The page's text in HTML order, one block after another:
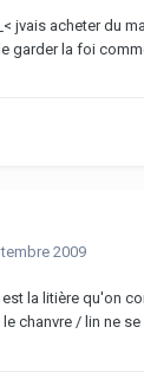
jvais acheter du
garder la foi
2009
la litière qu'on
chanvre / lin ne